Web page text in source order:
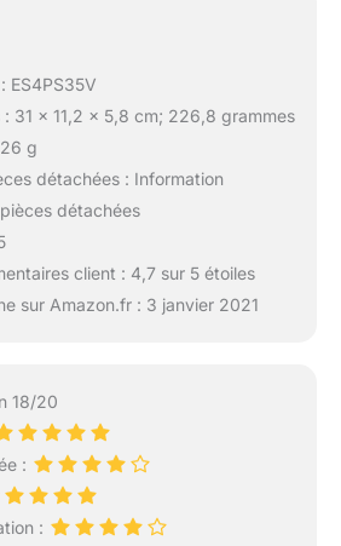
ES4PS35V
: 31 x 11,2 x 5,8 cm; 226,8 grammes
g
détachées : Information
détachées
client : 4,7 sur 5 étoiles
sur Amazon.fr : 3 janvier 2021
18/20
:
: